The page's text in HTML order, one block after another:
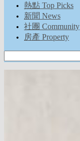
熱點 Top Picks
新聞 News
社團 Community
房產 Property